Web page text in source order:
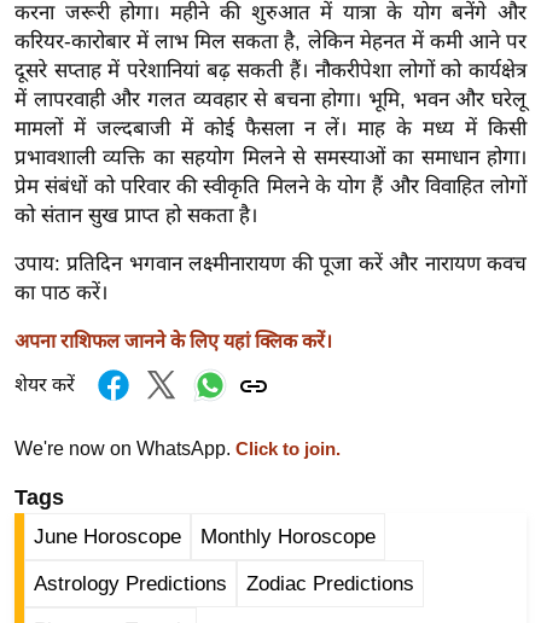
Q
u
i
c
k
L
i
k
s
धा
स
चु
ना
व
करना जरूरी होगा। महीने की शुरुआत में यात्रा के योग बनेंगे और
करियर-कारोबार में लाभ मिल सकता है, लेकिन मेहनत में कमी आने पर
दूसरे सप्ताह में परेशानियां बढ़ सकती हैं। नौकरीपेशा लोगों को कार्यक्षेत्र
में लापरवाही और गलत व्यवहार से बचना होगा।भूमि, भवन और घरेलू
मामलों में जल्दबाजी में कोई फैसला न लें। माह के मध्य में किसी
प्रभावशाली व्यक्ति का सहयोग मिलने से समस्याओं का समाधान होगा।
प्रेम संबंधों को परिवार की स्वीकृति मिलने के योग हैं और विवाहित लोगों
को संतान सुख प्राप्त हो सकता है।
उपाय: प्रतिदिन भगवान लक्ष्मीनारायण की पूजा करें और नारायण कवच
का पाठ करें।
अपना राशिफल जानने के लिए यहां क्लिक करें।
शेयर करें
We're now on WhatsApp. Click to join.
Tags
June Horoscope Monthly Horoscope
Astrology Predictions Zodiac Predictions